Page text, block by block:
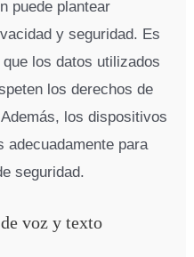
puede plantear
y seguridad. Es
los datos utilizados
los derechos de
los dispositivos
adecuadamente para
seguridad.
voz y texto